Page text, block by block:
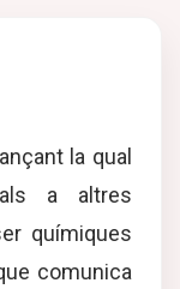
la qual
a altres
químiques
comunica